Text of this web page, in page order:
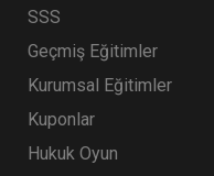
SSS
Geçmiş Eğitimler
Kurumsal Eğitimler
Kuponlar
Hukuk Oyun